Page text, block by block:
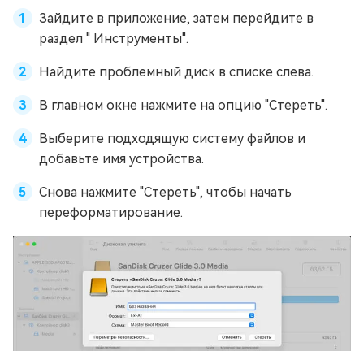
Зайдите в приложение, затем перейдите в
раздел " Инструменты".
Найдите проблемный диск в списке слева.
В главном окне нажмите на опцию "Стереть".
Выберите подходящую систему файлов и
добавьте имя устройства.
Снова нажмите "Стереть", чтобы начать
переформатирование.